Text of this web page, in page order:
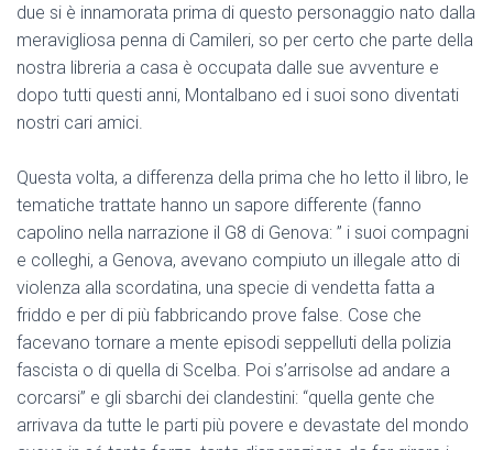
due si è innamorata prima di questo personaggio nato dalla
meravigliosa penna di Camileri, so per certo che parte della
nostra libreria a casa è occupata dalle sue avventure e
dopo tutti questi anni, Montalbano ed i suoi sono diventati
nostri cari amici.
Questa volta, a differenza della prima che ho letto il libro, le
tematiche trattate hanno un sapore differente (fanno
capolino nella narrazione il G8 di Genova: ” i suoi compagni
e colleghi, a Genova, avevano compiuto un illegale atto di
violenza alla scordatina, una specie di vendetta fatta a
friddo e per di più fabbricando prove false. Cose che
facevano tornare a mente episodi seppelluti della polizia
fascista o di quella di Scelba. Poi s’arrisolse ad andare a
corcarsi” e gli sbarchi dei clandestini: “quella gente che
arrivava da tutte le parti più povere e devastate del mondo